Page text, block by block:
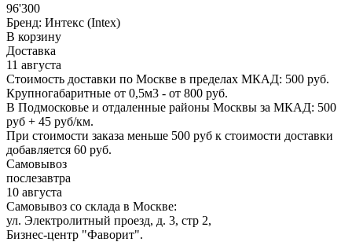
96'300
Бренд: Интекс (Intex)
В корзину
Доставка
11 августа
Стоимость доставки по Москве в пределах МКАД: 500 руб.
Крупногабаритные от 0,5м3 - от 800 руб.
В Подмосковье и отдаленные районы Москвы за МКАД: 500
руб + 45 руб/км.
При стоимости заказа меньше 500 руб к стоимости доставки
добавляется 60 руб.
Самовывоз
послезавтра
10 августа
Самовывоз со склада в Москве:
ул. Электролитный проезд, д. 3, стр 2,
Бизнес-центр "Фаворит".